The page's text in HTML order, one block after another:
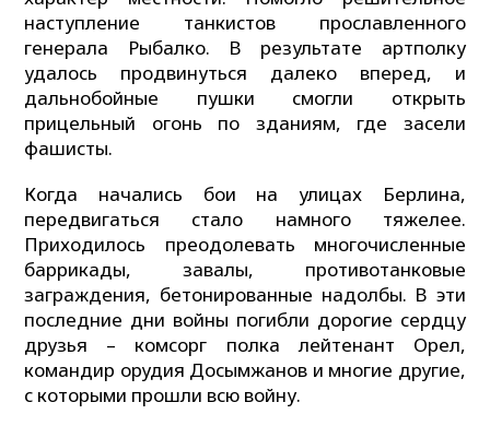
наступление танкистов прославленного
генерала Рыбалко. В результате артполку
удалось продвинуться далеко вперед, и
дальнобойные пушки смогли открыть
прицельный огонь по зданиям, где засели
фашисты.
Когда начались бои на улицах Берлина,
передвигаться стало намного тяжелее.
Приходилось преодолевать многочисленные
баррикады, завалы, противотанковые
заграждения, бетонированные надолбы. В эти
последние дни войны погибли дорогие сердцу
друзья – комсорг полка лейтенант Орел,
командир орудия Досымжанов и многие другие,
с которыми прошли всю войну.